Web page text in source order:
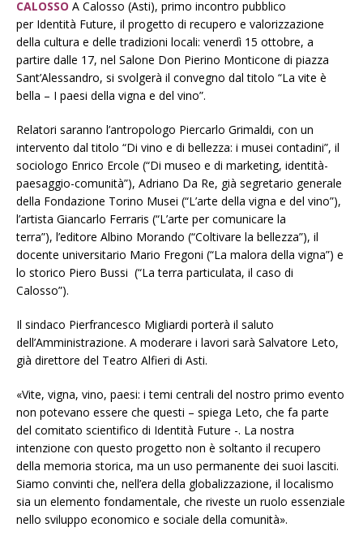
CALOSSO A Calosso (Asti), primo incontro pubblico
per Identità Future, il progetto di recupero e valorizzazione
della cultura e delle tradizioni locali: venerdì 15 ottobre, a
partire dalle 17, nel Salone Don Pierino Monticone di piazza
Sant’Alessandro, si svolgerà il convegno dal titolo “La vite è
bella – I paesi della vigna e del vino”.
Relatori saranno l’antropologo Piercarlo Grimaldi, con un
intervento dal titolo “Di vino e di bellezza: i musei contadini”, il
sociologo Enrico Ercole (“Di museo e di marketing, identità-
paesaggio-comunità”), Adriano Da Re, già segretario generale
della Fondazione Torino Musei (“L’arte della vigna e del vino”),
l’artista Giancarlo Ferraris (“L’arte per comunicare la
terra”), l’editore Albino Morando (“Coltivare la bellezza”), il
docente universitario Mario Fregoni (“La malora della vigna”) e
lo storico Piero Bussi (“La terra particulata, il caso di
Calosso”).
Il sindaco Pierfrancesco Migliardi porterà il saluto
dell’Amministrazione. A moderare i lavori sarà Salvatore Leto,
già direttore del Teatro Alfieri di Asti.
«Vite, vigna, vino, paesi: i temi centrali del nostro primo evento
non potevano essere che questi – spiega Leto, che fa parte
del comitato scientifico di Identità Future -. La nostra
intenzione con questo progetto non è soltanto il recupero
della memoria storica, ma un uso permanente dei suoi lasciti.
Siamo convinti che, nell’era della globalizzazione, il localismo
sia un elemento fondamentale, che riveste un ruolo essenziale
nello sviluppo economico e sociale della comunità».